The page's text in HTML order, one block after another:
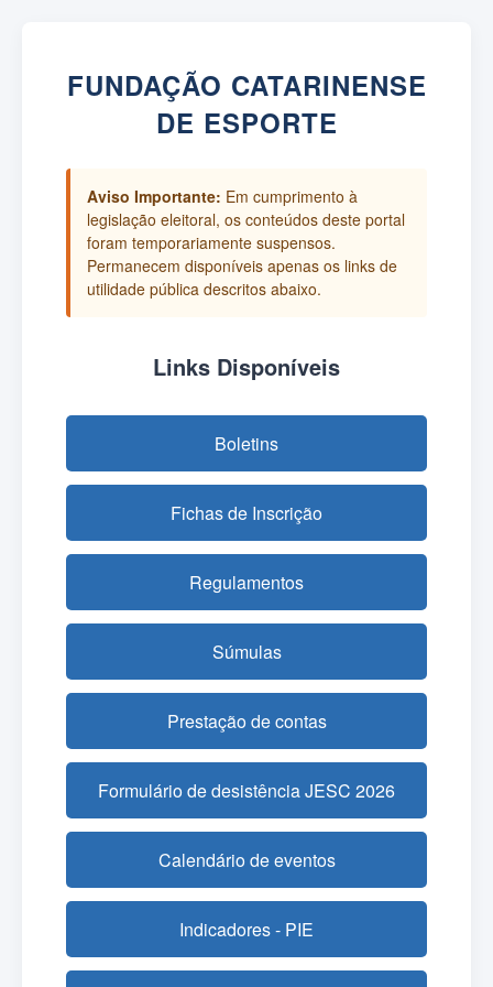
FUNDAÇÃO CATARINENSE
DE ESPORTE
Aviso Importante: Em cumprimento à
legislação eleitoral, os conteúdos deste portal
foram temporariamente suspensos.
Permanecem disponíveis apenas os links de
utilidade pública descritos abaixo.
Links Disponíveis
Boletins
Fichas de Inscrição
Regulamentos
Súmulas
Prestação de contas
Formulário de desistência JESC 2026
Calendário de eventos
Indicadores - PIE